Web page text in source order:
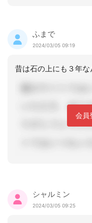
ふまで
2024/03/05 09:19
会員
シャルミン
2024/03/05 09:25